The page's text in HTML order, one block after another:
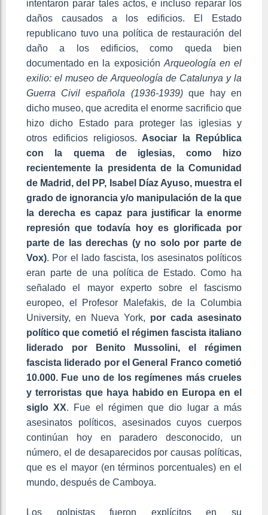
intentaron parar tales actos, e incluso reparar los
daños causados a los edificios. El Estado
republicano tuvo una política de restauración del
daño a los edificios, como queda bien
documentado en la exposición Arqueología en el
exilio: el museo de Arqueología de Catalunya y la
Guerra Civil española (1936-1939)que hay en
dicho museo, que acredita el enorme sacrificio que
hizo dicho Estado para proteger las iglesias y
otros edificios religiosos. Asociar la República
con la quema de iglesias, como hizo
recientemente la presidenta de la Comunidad
de Madrid, del PP, Isabel Díaz Ayuso, muestra el
grado de ignorancia y/o manipulación de la que
la derecha es capaz para justificar la enorme
represión que todavía hoy es glorificada por
parte de las derechas (y no solo por parte de
Vox). Por el lado fascista, los asesinatos políticos
eran parte de una política de Estado. Como ha
señalado el mayor experto sobre el fascismo
europeo, el Profesor Malefakis, de la Columbia
University, en Nueva York, por cada asesinato
político que cometió el régimen fascista italiano
liderado por Benito Mussolini, el régimen
fascista liderado por el General Franco cometió
10.000. Fue uno de los regímenes más crueles
y terroristas que haya habido en Europa en el
siglo XX. Fue el régimen que dio lugar a más
asesinatos políticos, asesinados cuyos cuerpos
continúan hoy en paradero desconocido, un
número, el de desaparecidos por causas políticas,
que es el mayor (en términos porcentuales) en el
mundo, después de Camboya.
Los golpistas fueron explícitos en su